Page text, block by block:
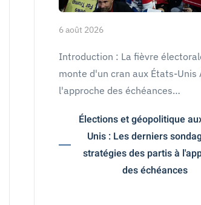
6 août 2026
Introduction : La fièvre
monte d'un cran aux États-Unis
l'approche des échéances…
Élections et géopolitique
Unis : Les derniers
stratégies des partis à
des échéances